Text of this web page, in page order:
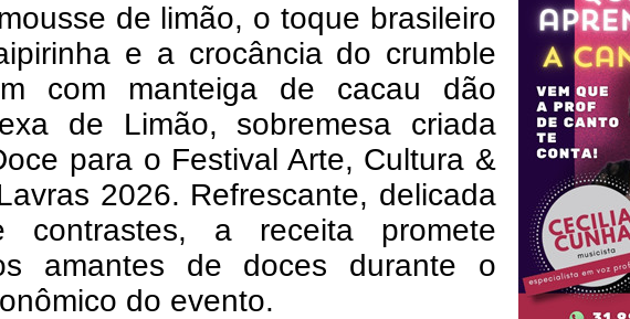
de limão, o toque brasileiro
e a crocância do crumble
com manteiga de cacau dão
de Limão, sobremesa criada
para o Festival Arte, Cultura &
2026. Refrescante, delicada
a receita promete
amantes de doces durante o
do evento.